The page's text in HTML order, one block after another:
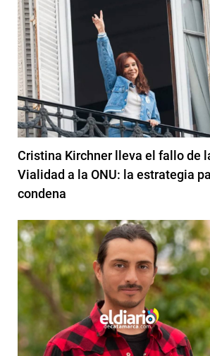
Cristina Kirchner lleva el fallo de
Vialidad a la ONU: la estrategia
condena